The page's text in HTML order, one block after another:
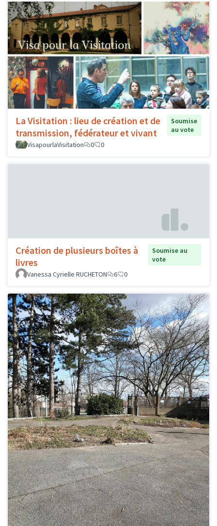
La Visitation : lieu de création et de
transmission, fédérateur et vivant
Soumise
au vote
VisapourlaVisitation
0 0
Création de plusieurs boîtes à
livres
Soumise au
vote
Vanessa Cyrielle RUCHETON
6 0